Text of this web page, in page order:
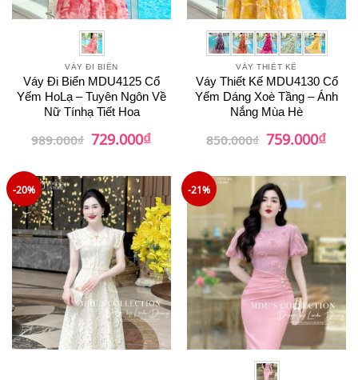
VÁY ĐI BIỂN
Váy Đi Biển MDU4125 Cổ
Yếm HoLạ – Tuyên Ngôn Về
Nữ Tínhạ Tiết Hoa
989.000₫ Giá
gốc
729.000₫Giá
hiện
729.000₫.
VÁY THIẾT KẾ
Váy Thiết Kế MDU4130 Cổ
Yếm Dáng Xoè Tầng – Ánh
Nắng Mùa Hè
850.000₫ Giá
gốc
759.000₫Giá
hiện
-20% -21%